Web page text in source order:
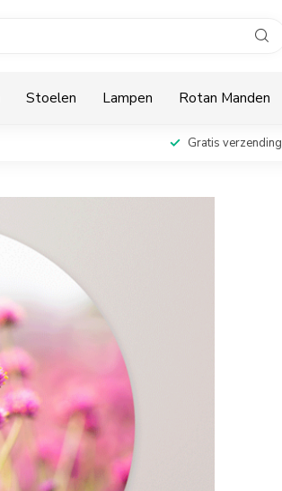
Stoelen Lampen Rotan Manden
Gratis verzending